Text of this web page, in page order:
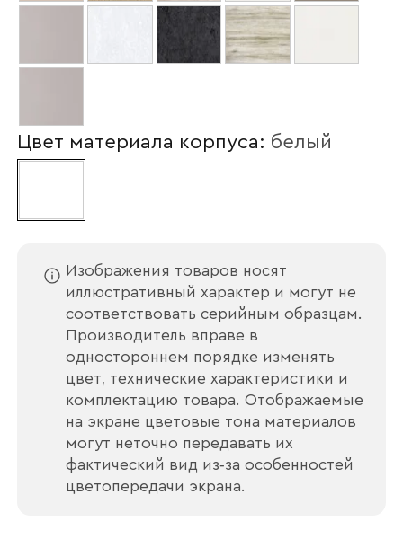
Цвет материала корпуса: белый
Изображения товаров носят
иллюстративный характер и могут не
соответствовать серийным образцам.
Производитель вправе в
одностороннем порядке изменять
цвет, технические характеристики и
комплектацию товара. Отображаемые
на экране цветовые тона материалов
могут неточно передавать их
фактический вид из‑за особенностей
цветопередачи экрана.
Ваш email
Номер телефона
Прикрепите логотип
компании